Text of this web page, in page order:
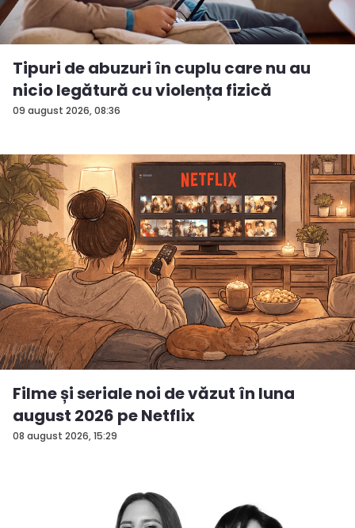
09 august 2026, 08:36
Tipuri de abuzuri în cuplu care nu au
nicio legătură cu violența fizică
08 august 2026, 15:29
Filme și seriale noi de văzut în luna
august 2026 pe Netflix